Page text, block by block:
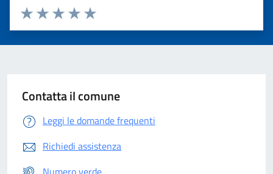
Valuta 5 stelle su 5
Valuta 4 stelle su 5
Valuta 3 stelle su 5
Valuta 2 stelle su 5
Valuta 1 stelle su 5
Contatta il comune
Leggi le domande frequenti
Richiedi assistenza